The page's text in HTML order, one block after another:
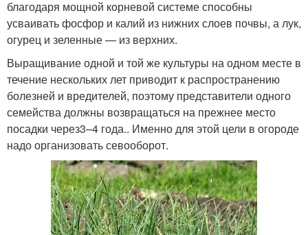
благодаря мощной корневой системе способны
усваивать фосфор и калий из нижних слоев почвы, а лук,
огурец и зеленные — из верхних.
Выращивание одной и той же культуры на одном месте в
течение нескольких лет приводит к распространению
болезней и вредителей, поэтому представители одного
семейства должны возвращаться на прежнее место
посадки через3–4 года.. Именно для этой цели в огороде
надо организовать севооборот.